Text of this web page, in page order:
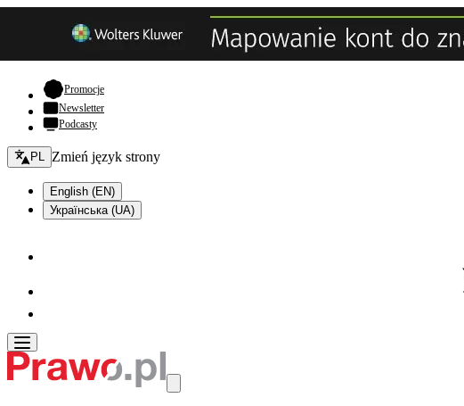
Promocje- otwiera się w nowej karcie
Newsletter
Podcasty
Zmień język - bieżący:
PL Zmień język strony
English (EN)
Українська (UA)